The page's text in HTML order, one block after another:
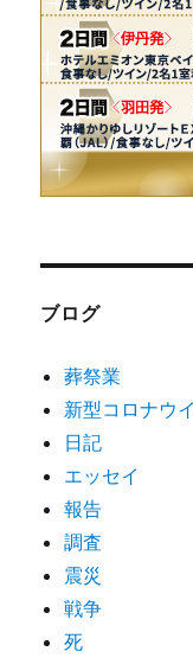
ブログ
葬祭業
新型コロナウ
日記
エッセイ
報告
調査
震災
戦争
死